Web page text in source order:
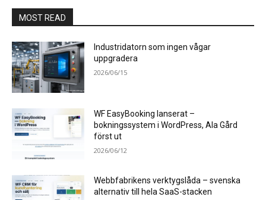
MOST READ
Industridatorn som ingen vågar
uppgradera
2026/06/15
WF EasyBooking lanserat –
bokningssystem i WordPress, Ala Gård
först ut
2026/06/12
Webbfabrikens verktygslåda – svenska
alternativ till hela SaaS-stacken